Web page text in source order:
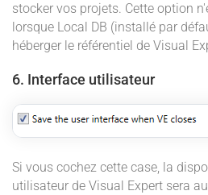
stocker vos projets. Cette option
lorsque Local DB (installé par
héberger le référentiel de Visual
6. Interface utilisateur
Si vous cochez cette case, la
utilisateur de Visual Expert sera